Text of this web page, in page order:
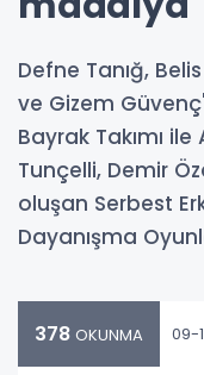
Defne Tanığ,
ve Gizem
Bayrak Takımı
Tunçelli, Demir
oluşan Serbest
Dayanışma
378 OKUNMA 09-